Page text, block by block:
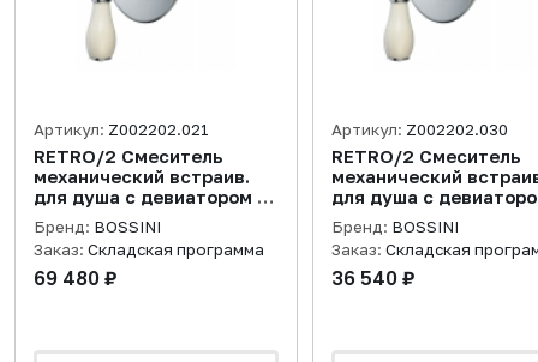
Артикул: Z002202.021
RETRO/2 Смеситель
механический встраив.
для душа с девиатором на
2 пол., золото
Бренд: BOSSINI
Заказ: Складская программа
69 480 ₽
Артикул: Z002202.030
RETRO/2 Смеситель
механический встраив.
для душа с
2 пол., хром
Бренд: BOSSINI
Заказ: Складская
36 540 ₽